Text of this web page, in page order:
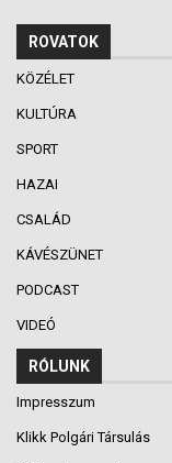
ROVATOK
KÖZÉLET
KULTÚRA
SPORT
HAZAI
CSALÁD
KÁVÉSZÜNET
PODCAST
VIDEÓ
RÓLUNK
Impresszum
Klikk Polgári Társulás